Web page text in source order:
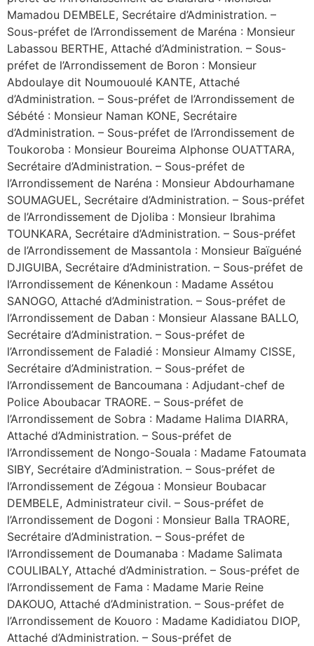
Mamadou DEMBELE, Secrétaire d’Administration. –
Sous-préfet de l’Arrondissement de Maréna : Monsieur
Labassou BERTHE, Attaché d’Administration. – Sous-
préfet de l’Arrondissement de Boron : Monsieur
Abdoulaye dit Noumououlé KANTE, Attaché
d’Administration. – Sous-préfet de l’Arrondissement de
Sébété : Monsieur Naman KONE, Secrétaire
d’Administration. – Sous-préfet de l’Arrondissement de
Toukoroba : Monsieur Boureima Alphonse OUATTARA,
Secrétaire d’Administration. – Sous-préfet de
l’Arrondissement de Naréna : Monsieur Abdourhamane
SOUMAGUEL, Secrétaire d’Administration. – Sous-préfet
de l’Arrondissement de Djoliba : Monsieur Ibrahima
TOUNKARA, Secrétaire d’Administration. – Sous-préfet
de l’Arrondissement de Massantola : Monsieur Baïguéné
DJIGUIBA, Secrétaire d’Administration. – Sous-préfet de
l’Arrondissement de Kénenkoun : Madame Assétou
SANOGO, Attaché d’Administration. – Sous-préfet de
l’Arrondissement de Daban : Monsieur Alassane BALLO,
Secrétaire d’Administration. – Sous-préfet de
l’Arrondissement de Faladié : Monsieur Almamy CISSE,
Secrétaire d’Administration. – Sous-préfet de
l’Arrondissement de Bancoumana : Adjudant-chef de
Police Aboubacar TRAORE. – Sous-préfet de
l’Arrondissement de Sobra : Madame Halima DIARRA,
Attaché d’Administration. – Sous-préfet de
l’Arrondissement de Nongo-Souala : Madame Fatoumata
SIBY, Secrétaire d’Administration. – Sous-préfet de
l’Arrondissement de Zégoua : Monsieur Boubacar
DEMBELE, Administrateur civil. – Sous-préfet de
l’Arrondissement de Dogoni : Monsieur Balla TRAORE,
Secrétaire d’Administration. – Sous-préfet de
l’Arrondissement de Doumanaba : Madame Salimata
COULIBALY, Attaché d’Administration. – Sous-préfet de
l’Arrondissement de Fama : Madame Marie Reine
DAKOUO, Attaché d’Administration. – Sous-préfet de
l’Arrondissement de Kouoro : Madame Kadidiatou DIOP,
Attaché d’Administration. – Sous-préfet de